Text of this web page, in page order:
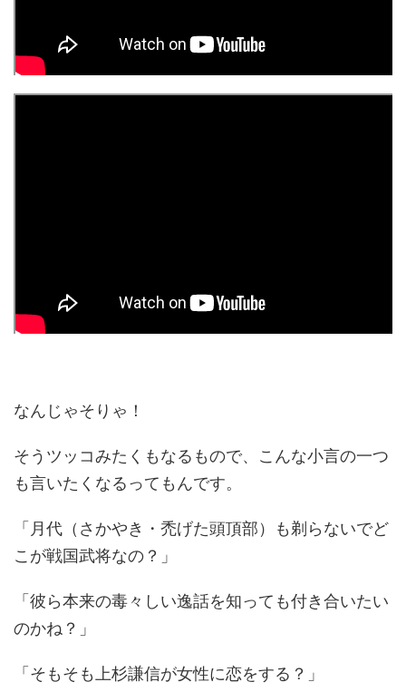
なんじゃそりゃ！
そうツッコみたくもなるもので、こんな小言の一つ
も言いたくなるってもんです。
「月代（さかやき・禿げた頭頂部）も剃らないでど
こが戦国武将なの？」
「彼ら本来の毒々しい逸話を知っても付き合いたい
のかね？」
「そもそも上杉謙信が女性に恋をする？」